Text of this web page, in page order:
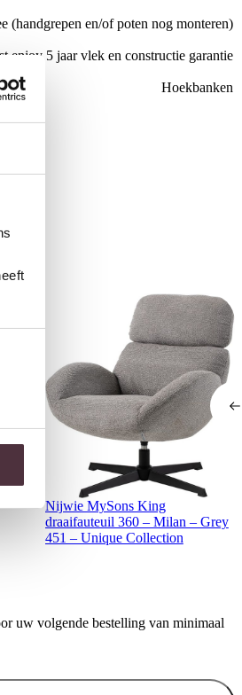
(handgrepen en/of poten nog monteren)
enjoy 5 jaar vlek en constructie garantie
Hoekbanken
Nijwie MySons King
draaifauteuil 360 – Milan – Grey
451 – Unique Collection
uw volgende bestelling van minimaal